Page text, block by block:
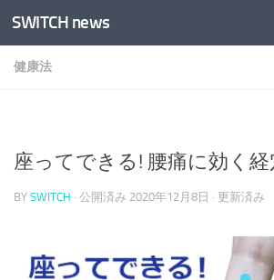
コンテンツへスキップ
SWITCH news
健康法
座ってできる! 腰痛に効く経
BY SWITCH · 公開済み 2020年12月8日 · 更新済み